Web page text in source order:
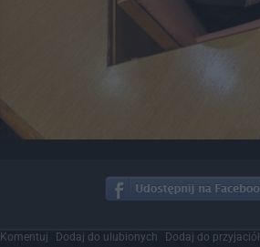
Komentuj Dodaj do ulubionych Dodaj do przyjaciół